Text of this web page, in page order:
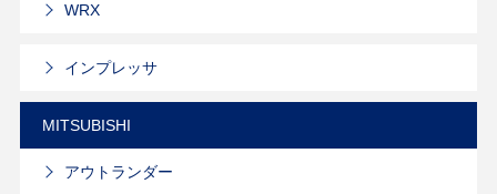
WRX
インプレッサ
MITSUBISHI
アウトランダー